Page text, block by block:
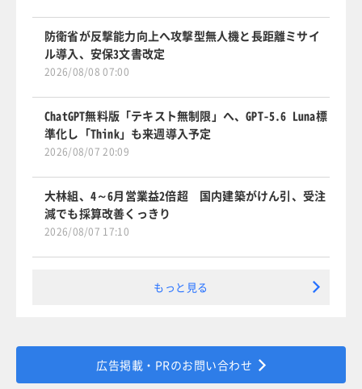
防衛省が反撃能力向上へ攻撃型無人機と長距離ミサイ
ル導入、安保3文書改定
2026/08/08 07:00
ChatGPT無料版「テキスト無制限」へ、GPT-5.6 Luna標
準化し「Think」も来週導入予定
2026/08/07 20:09
大林組、4～6月営業益2倍超 国内建築がけん引、受注
減でも採算改善くっきり
2026/08/07 17:10
もっと見る
広告掲載・PRのお問い合わせ